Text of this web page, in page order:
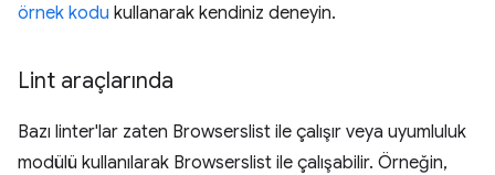
örnek kodu kullanarak kendiniz deneyin.
Lint araçlarında
Bazı linter'lar zaten Browserslist ile çalışır veya uyumluluk
modülü kullanılarak Browserslist ile çalışabilir. Örneğin,